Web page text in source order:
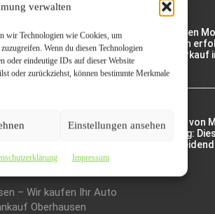
verwalten
wir Technologien wie Cookies, um
Wenn du diesen Technologien
oder eindeutige IDs auf dieser Website
oder zurückziehst, können bestimmte Merkmale
Einstellungen ansehen
Impressum
Unfallschaden,
bezieht sich das
Ihr Auto
an!
– Wir kaufen Ihr Auto
Oberhausen
Die besten
für einen
Hausverkauf
Verkauf von
Bamberg:
entscheidend